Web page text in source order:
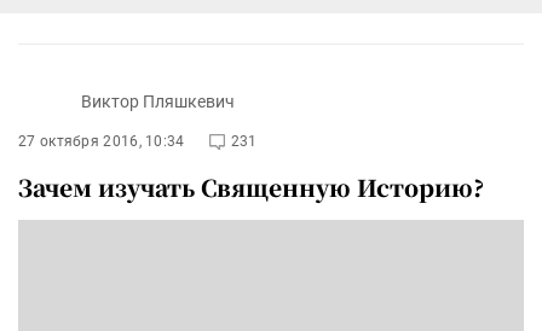
Виктор Пляшкевич
27 октября 2016, 10:34 231
Зачем изучать Священную Историю?